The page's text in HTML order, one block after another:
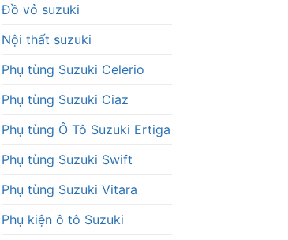
Đồ vỏ suzuki
Nội thất suzuki
Phụ tùng Suzuki Celerio
Phụ tùng Suzuki Ciaz
Phụ tùng Ô Tô Suzuki Ertiga
Phụ tùng Suzuki Swift
Phụ tùng Suzuki Vitara
Phụ kiện ô tô Suzuki